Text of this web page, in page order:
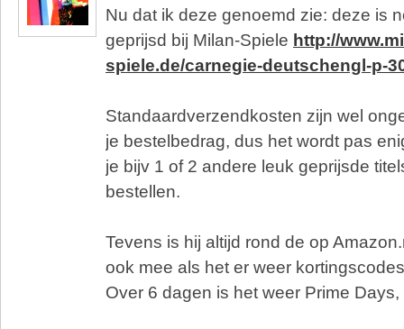
Nu dat ik deze genoemd zie: deze is
geprijsd bij Milan-Spiele http://
spiele.de/carnegie-deutschengl-p-
Standaardverzendkosten zijn wel
je bestelbedrag, dus het wordt pas
je bijv 1 of 2 andere leuk geprijsde
bestellen.
Tevens is hij altijd rond de op
ook mee als het er weer
Over 6 dagen is het weer Prime